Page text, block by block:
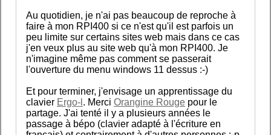
Au quotidien, je n'ai pas beaucoup de reproche à
faire à mon RPI400 si ce n'est qu'il est parfois un
peu limite sur certains sites web mais dans ce cas
j'en veux plus au site web qu'à mon RPI400. Je
n'imagine même pas comment se passerait
l'ouverture du menu windows 11 dessus :-)
Et pour terminer, j'envisage un apprentissage du
clavier Ergo-l . Merci Orangine Rouge pour le
partage. J'ai tenté il y a plusieurs années le
passage à bépo (clavier adapté à l'écriture en